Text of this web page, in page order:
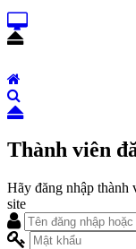
Thành viên
Hãy đăng nhập thành
site